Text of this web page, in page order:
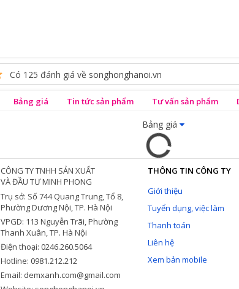
Có 125 đánh giá về songhonghanoi.vn
Bảng giá Tin tức sản phẩm Tư vấn sản phẩm
Bảng giá
CÔNG TY TNHH SẢN XUẤT
VÀ ĐẦU TƯ MINH PHONG
Trụ sở: Số 744 Quang Trung, Tổ 8,
Phường Dương Nội, TP. Hà Nội
VPGD: 113 Nguyễn Trãi, Phường
Thanh Xuân, TP. Hà Nội
Điện thoại: 0246.260.5064
Hotline: 0981.212.212
Email: demxanh.com@gmail.com
THÔNG TIN CÔNG TY
Giới thiệu
Tuyển dụng, việc làm
Thanh toán
Liên hệ
Xem bản mobile